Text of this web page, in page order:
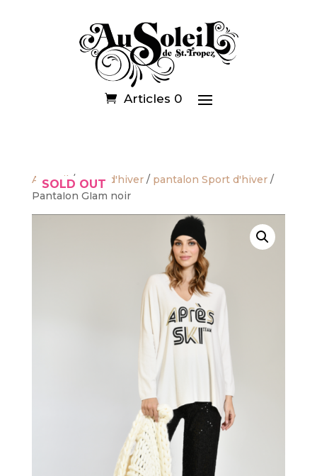
Articles 0
SOLD OUT
Accueil/ Sport d'hiver/ pantalon Sport d'hiver/
Pantalon Glam noir